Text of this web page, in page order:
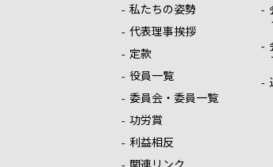
私たちの姿勢
代表理事挨拶
定款
役員一覧
委員会・委員一覧
功労賞
利益相反